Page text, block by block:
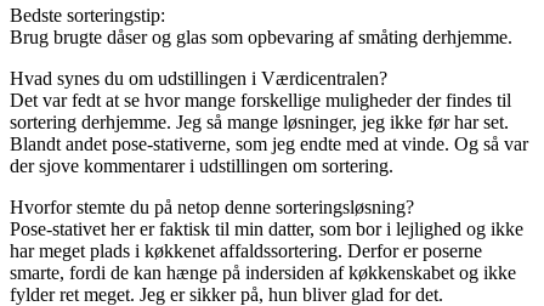
Bedste sorteringstip:
Brug brugte dåser og glas som opbevaring af småting derhjemme.
Hvad synes du om udstillingen i Værdicentralen?
Det var fedt at se hvor mange forskellige muligheder der findes til
sortering derhjemme. Jeg så mange løsninger, jeg ikke før har set.
Blandt andet pose-stativerne, som jeg endte med at vinde. Og så var
der sjove kommentarer i udstillingen om sortering.
Hvorfor stemte du på netop denne sorteringsløsning?
Pose-stativet her er faktisk til min datter, som bor i lejlighed og ikke
har meget plads i køkkenet affaldssortering. Derfor er poserne
smarte, fordi de kan hænge på indersiden af køkkenskabet og ikke
fylder ret meget. Jeg er sikker på, hun bliver glad for det.